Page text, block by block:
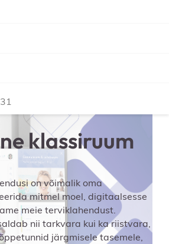
klassiruum
on võimalik oma
mitmel moel, digitaalsesse
meie terviklahendust.
nii tarkvara kui ka riistvara,
järgmisele tasemele,